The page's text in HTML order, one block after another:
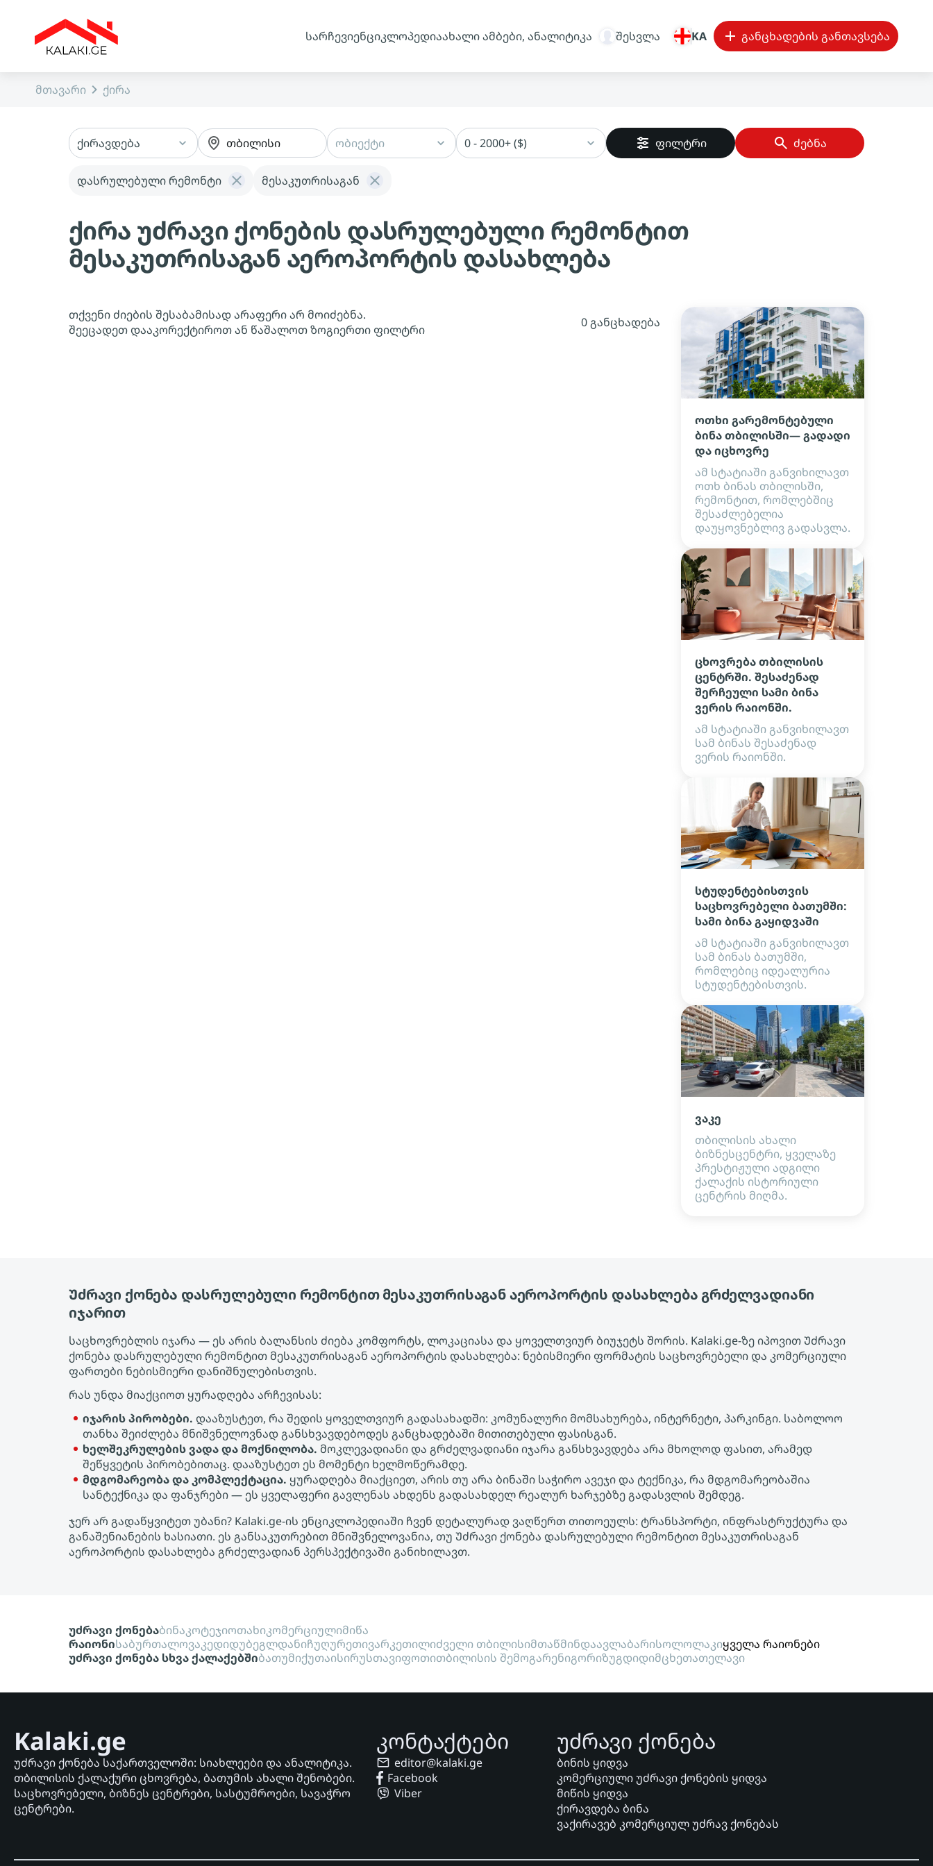
სარჩევიენციკლოპედიაახალი ამბები, ანალიტიკა შესვლა KA განცხადების განთავსება
მთავარი ქირა
ქირავდება თბილისი ობიექტი 0 - 2000+ ($) ფილტრი ძებნა
დასრულებული რემონტი მესაკუთრისაგან
ქირა უძრავი ქონების დასრულებული რემონტით
მესაკუთრისაგან აეროპორტის დასახლება
თქვენი ძიების შესაბამისად არაფერი არ მოიძებნა.
შეეცადეთ დააკორექტიროთ ან წაშალოთ ზოგიერთი ფილტრი
0 განცხადება
ოთხი გარემონტებული
ბინა თბილისში— გადადი
და იცხოვრე
ამ სტატიაში განვიხილავთ
ოთხ ბინას თბილისში,
რემონტით, რომლებშიც
შესაძლებელია
დაუყოვნებლივ გადასვლა.
ცხოვრება თბილისის
ცენტრში. შესაძენად
შერჩეული სამი ბინა
ვერის რაიონში.
ამ სტატიაში განვიხილავთ
სამ ბინას შესაძენად
ვერის რაიონში.
სტუდენტებისთვის
საცხოვრებელი ბათუმში:
სამი ბინა გაყიდვაში
ამ სტატიაში განვიხილავთ
სამ ბინას ბათუმში,
რომლებიც იდეალურია
სტუდენტებისთვის.
ვაკე
თბილისის ახალი
ბიზნესცენტრი, ყველაზე
პრესტიჟული ადგილი
ქალაქის ისტორიული
ცენტრის მიღმა.
Უძრავი ქონება დასრულებული რემონტით მესაკუთრისაგან აეროპორტის დასახლება გრძელვადიანი
იჯარით
საცხოვრებლის იჯარა — ეს არის ბალანსის ძიება კომფორტს, ლოკაციასა და ყოველთვიურ ბიუჯეტს შორის. Kalaki.ge-ზე იპოვით Უძრავი
ქონება დასრულებული რემონტით მესაკუთრისაგან აეროპორტის დასახლება: ნებისმიერი ფორმატის საცხოვრებელი და კომერციული
ფართები ნებისმიერი დანიშნულებისთვის.
რას უნდა მიაქციოთ ყურადღება არჩევისას:
იჯარის პირობები. დააზუსტეთ, რა შედის ყოველთვიურ გადასახადში: კომუნალური მომსახურება, ინტერნეტი, პარკინგი. საბოლოო
თანხა შეიძლება მნიშვნელოვნად განსხვავდებოდეს განცხადებაში მითითებული ფასისგან.
ხელშეკრულების ვადა და მოქნილობა. მოკლევადიანი და გრძელვადიანი იჯარა განსხვავდება არა მხოლოდ ფასით, არამედ
შეწყვეტის პირობებითაც. დააზუსტეთ ეს მომენტი ხელმოწერამდე.
მდგომარეობა და კომპლექტაცია. ყურადღება მიაქციეთ, არის თუ არა ბინაში საჭირო ავეჯი და ტექნიკა, რა მდგომარეობაშია
სანტექნიკა და ფანჯრები — ეს ყველაფერი გავლენას ახდენს გადასახდელ რეალურ ხარჯებზე გადასვლის შემდეგ.
ჯერ არ გადაწყვიტეთ უბანი? Kalaki.ge-ის ენციკლოპედიაში ჩვენ დეტალურად ვაღწერთ თითოეულს: ტრანსპორტი, ინფრასტრუქტურა და
განაშენიანების ხასიათი. ეს განსაკუთრებით მნიშვნელოვანია, თუ Უძრავი ქონება დასრულებული რემონტით მესაკუთრისაგან
აეროპორტის დასახლება გრძელვადიან პერსპექტივაში განიხილავთ.
უძრავი ქონებაბინაკოტეჯიოთახიკომერციულიმიწა
რაიონისაბურთალოვაკედიდუბეგლდანიჩუღურეთივარკეთილიძველი თბილისიმთაწმინდაავლაბარისოლოლაკიყველა რაიონები
უძრავი ქონება სხვა ქალაქებშიბათუმიქუთაისირუსთავიფოთითბილისის შემოგარენიგორიზუგდიდიმცხეთათელავი
Kalaki.ge
უძრავი ქონება საქართველოში: სიახლეები და ანალიტიკა.
თბილისის ქალაქური ცხოვრება, ბათუმის ახალი შენობები.
საცხოვრებელი, ბიზნეს ცენტრები, სასტუმროები, სავაჭრო
ცენტრები.
კონტაქტები
editor@kalaki.ge
Facebook
Viber
უძრავი ქონება
ბინის ყიდვა
კომერციული უძრავი ქონების ყიდვა
მიწის ყიდვა
ქირავდება ბინა
ვაქირავებ კომერციულ უძრავ ქონებას